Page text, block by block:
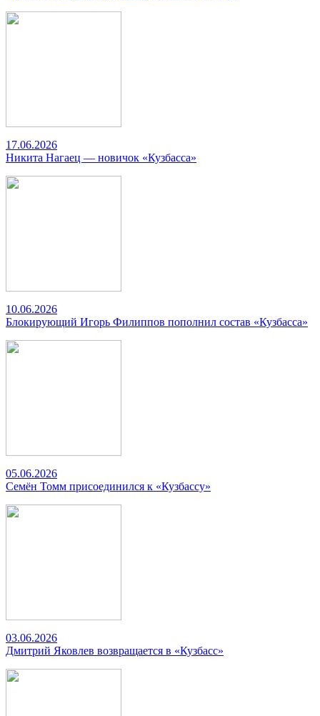
17.06.2026
Никита Нагаец — новичок «Кузбасса»
10.06.2026
Блокирующий Игорь Филиппов пополнил состав «Кузбасса»
05.06.2026
Семён Томм присоединился к «Кузбассу»
03.06.2026
Дмитрий Яковлев возвращается в «Кузбасс»